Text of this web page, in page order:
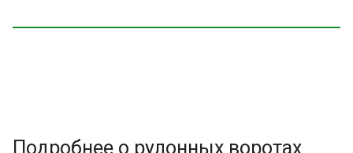
Подробнее о рулонных воротах